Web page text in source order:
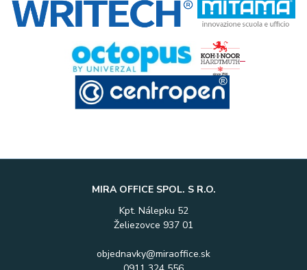
MIRA OFFICE SPOL. S R.O.
Kpt. Nálepku 52
Želiezovce 937 01
objednavky@miraoffice.sk